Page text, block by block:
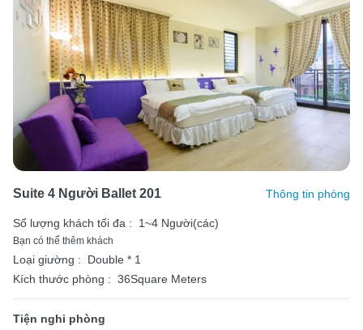
Suite 4 Người Ballet 201 Thông tin phòng
Số lượng khách tối đa : 1~4 Người(các)
Bạn có thể thêm khách
Loại giường :
Double * 1
Kích thước phòng : 36Square Meters
Tiện nghi phòng